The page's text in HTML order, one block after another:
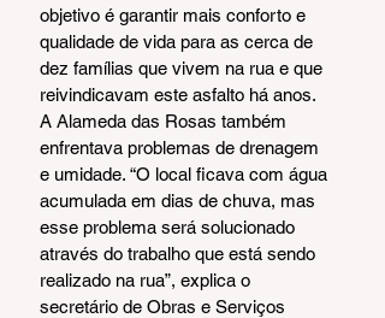
objetivo é garantir mais conforto e
qualidade de vida para as cerca de
dez famílias que vivem na rua e que
reivindicavam este asfalto há anos.
A Alameda das Rosas também
enfrentava problemas de drenagem
e umidade. “O local ficava com água
acumulada em dias de chuva, mas
esse problema será solucionado
através do trabalho que está sendo
realizado na rua”, explica o
secretário de Obras e Serviços